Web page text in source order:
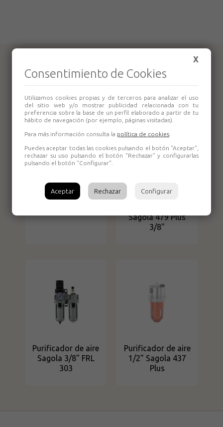
Sagola LA 303
3/8"
Sagola 479 Plus
3/8"
Purificador de aire
Sagola 3/8" FRL
303
Purificador de aire
1/2" Sagola 437
Plus
X
Consentimiento de Cookies
Utilizamos cookies propias y de terceros para analizar el uso
del sitio web y/o mostrar publicidad relacionada con tu
preferencia sobre la base de un perfil elaborado a partir de tu
hábito de navegación (por ejemplo, páginas visitadas).
Para más información consulta la política de cookies
Puedes aceptar todas las cookies pulsando el botón "Aceptar",
rechazar su uso pulsando el botón "Rechazar" y configurarlas
pulsando el botón "Configurar".
Aceptar Rechazar Configurar